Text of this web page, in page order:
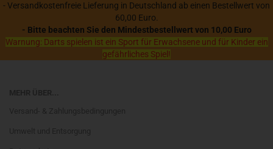
- Versandkostenfreie Lieferung in Deutschland ab einen Bestellwert von
60,00 Euro.
- Bitte beachten Sie den Mindestbestellwert von 10,00 Euro
Warnung: Darts spielen ist ein Sport für Erwachsene und für Kinder ein
gefährliches Spiel!